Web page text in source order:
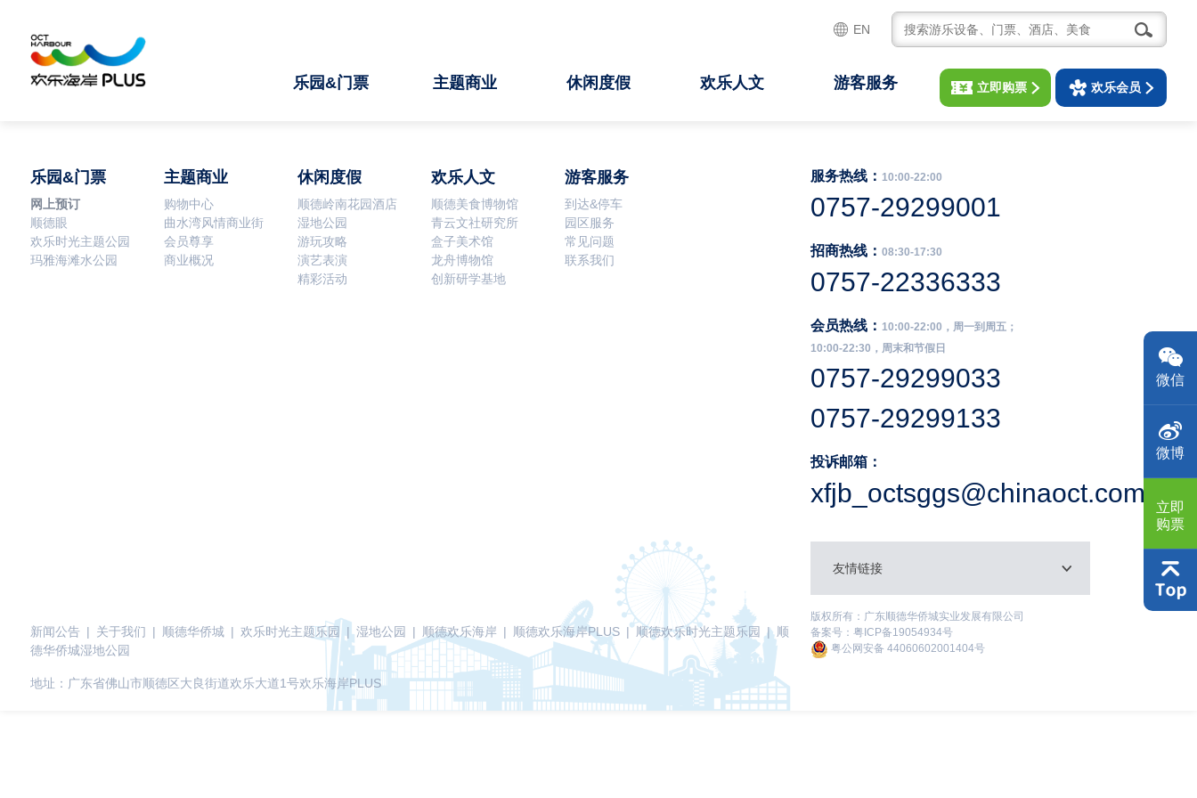
乐园&门票 主题商业 休闲度假 欢乐人文 游客服务
EN
立即购票 欢乐会员
微信
微博
立即
购票
服务热线： 10:00-22:00
0757-29299001
招商热线：08:30-17:30
0757-22336333
会员热线： 10:00-22:00，周一到周五；
10:00-22:30，周末和节假日
0757-29299033
0757-29299133
投诉邮箱：
xfjb_octsggs@chinaoct.com
友情链接
乐园&门票
网上预订
顺德眼
欢乐时光主题公园
玛雅海滩水公园
主题商业
购物中心
曲水湾风情商业街
会员尊享
商业概况
休闲度假
顺德岭南花园酒店
湿地公园
游玩攻略
演艺表演
精彩活动
欢乐人文
顺德美食博物馆
青云文社研究所
盒子美术馆
龙舟博物馆
创新研学基地
游客服务
到达&停车
园区服务
常见问题
联系我们
版权所有：广东顺德华侨城实业发展有限公司
备案号：粤ICP备19054934号
粤公网安备 44060602001404号
新闻公告 | 关于我们 | 顺德华侨城 | 欢乐时光主题乐园 | 湿地公园 | 顺德欢乐海岸 | 顺德欢乐海岸PLUS | 顺德欢乐时光主题乐园 |
顺
德华侨城湿地公园
地址：广东省佛山市顺德区大良街道欢乐大道1号欢乐海岸PLUS